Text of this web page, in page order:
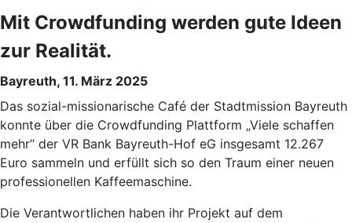
Mit Crowdfunding werden gute Ideen
zur Realität.
Bayreuth, 11. März 2025
Das sozial-missionarische Café der Stadtmission Bayreuth
konnte über die Crowdfunding Plattform „Viele schaffen
mehr“ der VR Bank Bayreuth-Hof eG insgesamt 12.267
Euro sammeln und erfüllt sich so den Traum einer neuen
professionellen Kaffeemaschine.
Die Verantwortlichen haben ihr Projekt auf dem